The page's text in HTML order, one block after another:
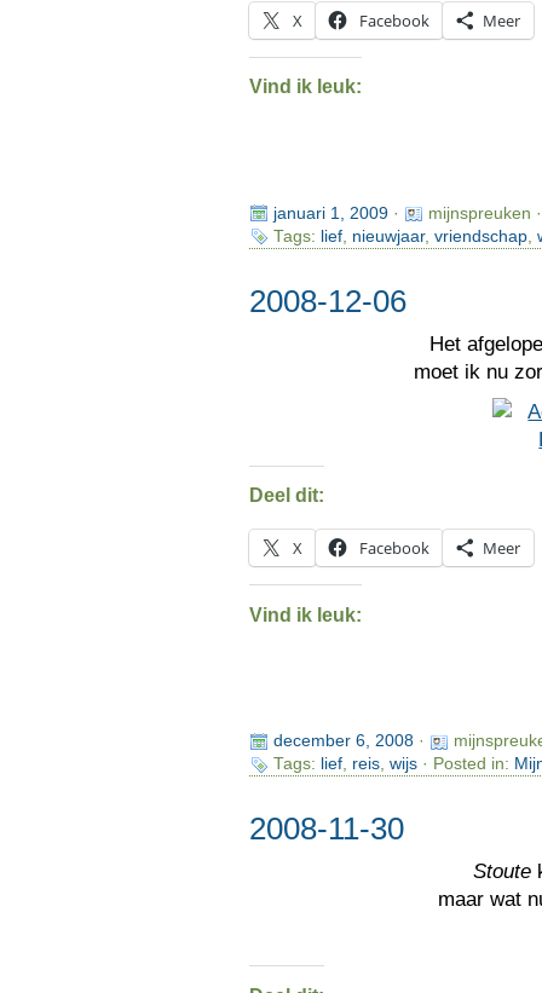
X Facebook Meer
Vind ik leuk:
januari 1, 2009·
mijnspreuken
Tags: lief, nieuwjaar, vriendschap,
2008-12-06
Het
moet ik nu
Deel dit:
X Facebook Meer
Vind ik leuk:
december 6, 2008·
Tags: lief, reis, wijs· Posted in:
2008-11-30
Stoute
maar wat